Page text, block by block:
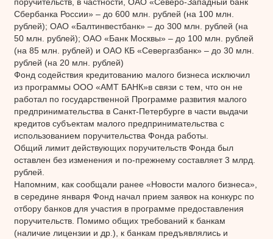
Сбербанка России» – до 600 млн. рублей (на 100 млн.
рублей); ОАО «Балтинвестбанк» – до 300 млн. рублей (на
50 млн. рублей); ОАО «Банк Москвы» – до 100 млн. рублей
(на 85 млн. рублей) и ОАО КБ «Севергазбанк» – до 30 млн.
рублей (на 20 млн. рублей)
Фонд содействия кредитованию малого бизнеса исключил
из программы ООО «АМТ БАНК»в связи с тем, что он не
работал по государственной Программе развития малого
предпринимательства в Санкт-Петербурге в части выдачи
кредитов субъектам малого предпринимательства с
использованием поручительства Фонда работы.
Общий лимит действующих поручительств Фонда был
оставлен без изменения и по-прежнему составляет 3 млрд.
рублей.
Напомним, как сообщали ранее «Новости малого бизнеса»,
в середине января Фонд начал прием заявок на конкурс по
отбору банков для участия в программе предоставления
поручительств. Помимо общих требований к банкам
(наличие лицензии и др.), к банкам предъявлялись и